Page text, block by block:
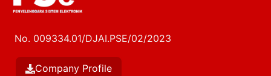
No. 009334.01/DJAI.PSE/02/2023
Company Profile